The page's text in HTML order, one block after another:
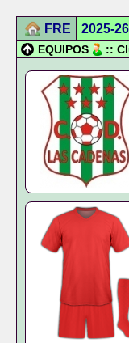
FRE 2025-26
EQUIPOS ::